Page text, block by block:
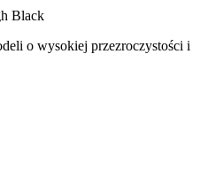
Black
o wysokiej przezroczystości i